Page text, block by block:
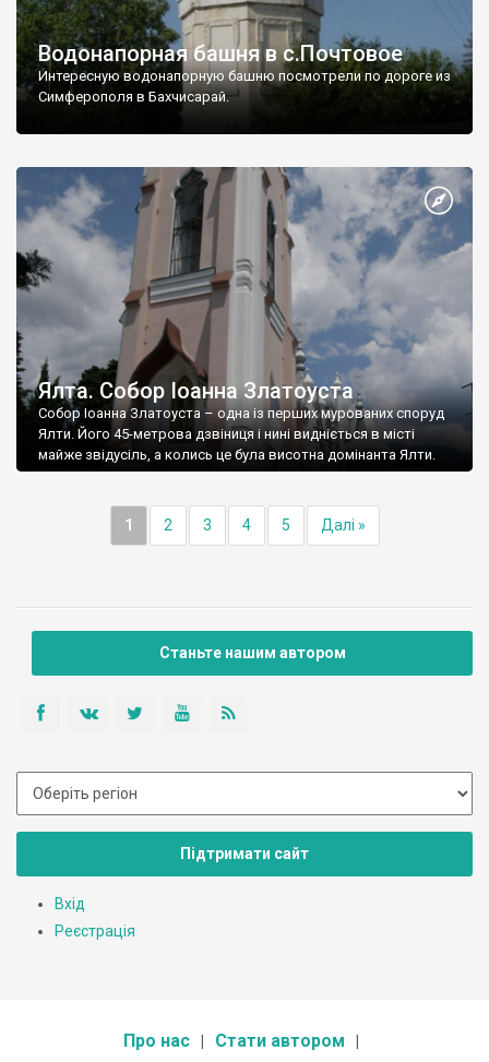
Водонапорная башня в с.Почтовое
Интересную водонапорную башню посмотрели по дороге из
Симферополя в Бахчисарай.
Ялта. Собор Іоанна Златоуста
Собор Іоанна Златоуста – одна із перших мурованих споруд
Ялти. Його 45-метрова дзвіниця і нині видніється в місті
майже звідусіль, а колись це була висотна домінанта Ялти.
1 2 3 4 5 Далі »
Станьте нашим автором
Підтримати сайт
Вхід
Реєстрація
Про нас Стати автором